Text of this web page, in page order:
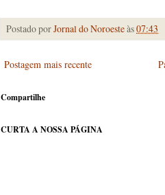
Postado porJornal do Noroesteàs07:43
Postagem mais recente
Compartilhe
CURTA A NOSSA PÁGINA